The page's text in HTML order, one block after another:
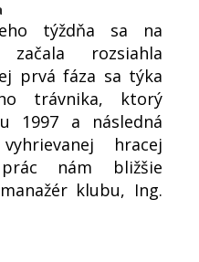
týždňa sa na
rozsiahla
prvá fáza sa týka
trávnika, ktorý
1997 a následná
hracej
nám bližšie
klubu, Ing.